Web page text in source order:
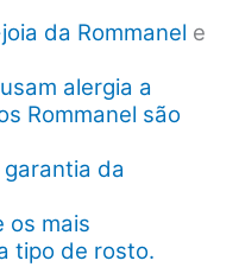
da Rommanel e
alergia a
Rommanel são
garantia da
os mais
tipo de rosto.